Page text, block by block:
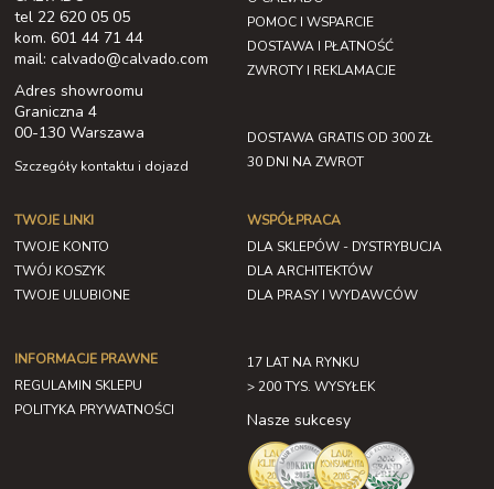
tel 22 620 05 05
kom. 601 44 71 44
mail: calvado@calvado.com
Adres showroomu
Graniczna 4
00-130 Warszawa
Szczegóły kontaktu i dojazd
POMOC I WSPARCIE
DOSTAWA I PŁATNOŚĆ
ZWROTY I REKLAMACJE
DOSTAWA GRATIS OD 300 ZŁ
30 DNI NA ZWROT
TWOJE LINKI
TWOJE KONTO
TWÓJ KOSZYK
TWOJE ULUBIONE
INFORMACJE PRAWNE
REGULAMIN SKLEPU
POLITYKA PRYWATNOŚCI
WSPÓŁPRACA
DLA SKLEPÓW - DYSTRYBUCJA
DLA ARCHITEKTÓW
DLA PRASY I WYDAWCÓW
17 LAT NA RYNKU
> 200 TYS. WYSYŁEK
Nasze sukcesy